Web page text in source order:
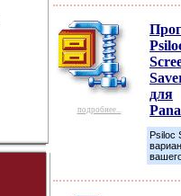
подробнее...
для
Psiloc